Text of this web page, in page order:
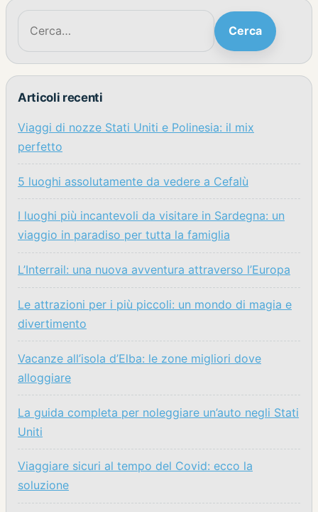
Cerca:
Cerca
Articoli recenti
Viaggi di nozze Stati Uniti e Polinesia: il mix
perfetto
5 luoghi assolutamente da vedere a Cefalù
I luoghi più incantevoli da visitare in Sardegna: un
viaggio in paradiso per tutta la famiglia
L’Interrail: una nuova avventura attraverso l’Europa
Le attrazioni per i più piccoli: un mondo di magia e
divertimento
Vacanze all’isola d’Elba: le zone migliori dove
alloggiare
La guida completa per noleggiare un’auto negli Stati
Uniti
Viaggiare sicuri al tempo del Covid: ecco la
soluzione